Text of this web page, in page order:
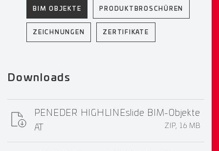
BIM OBJEKTE PRODUKTBROSCHÜREN
ZEICHNUNGEN ZERTIFIKATE
Downloads
PENEDER HIGHLINEslide BIM-Objekte
AT
ZIP, 16 MB